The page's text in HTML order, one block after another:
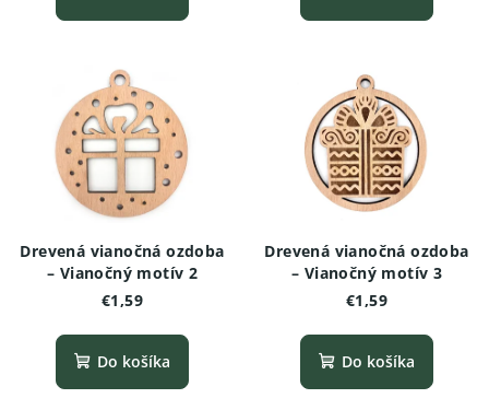
Drevená vianočná ozdoba
– Vianočný motív 2
€1,59
Do košíka
Drevená vianočná ozdoba
– Vianočný motív 3
€1,59
Do košíka